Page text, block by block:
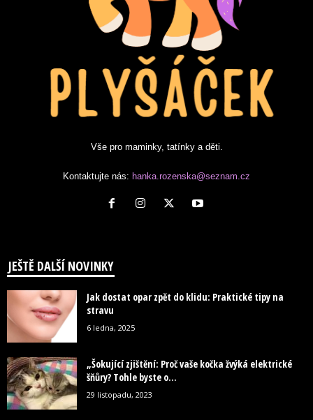
Vše pro maminky, tatínky a děti.
Kontaktujte nás: hanka.rozenska@seznam.cz
JEŠTĚ DALŠÍ NOVINKY
Jak dostat opar zpět do klidu: Praktické tipy na
stravu
6 ledna, 2025
„Šokující zjištění: Proč vaše kočka žvýká elektrické
šňůry? Tohle byste o...
29 listopadu, 2023